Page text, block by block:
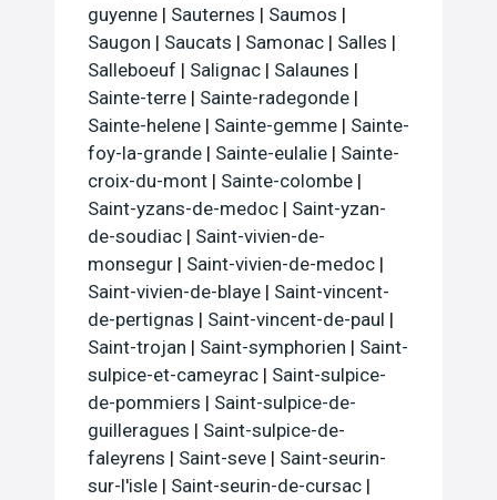
guyenne | Sauternes | Saumos |
Saugon | Saucats | Samonac | Salles |
Salleboeuf | Salignac | Salaunes |
Sainte-terre | Sainte-radegonde |
Sainte-helene | Sainte-gemme | Sainte-
foy-la-grande | Sainte-eulalie | Sainte-
croix-du-mont | Sainte-colombe |
Saint-yzans-de-medoc | Saint-yzan-
de-soudiac | Saint-vivien-de-
monsegur | Saint-vivien-de-medoc |
Saint-vivien-de-blaye | Saint-vincent-
de-pertignas | Saint-vincent-de-paul |
Saint-trojan | Saint-symphorien | Saint-
sulpice-et-cameyrac | Saint-sulpice-
de-pommiers | Saint-sulpice-de-
guilleragues | Saint-sulpice-de-
faleyrens | Saint-seve | Saint-seurin-
sur-l'isle | Saint-seurin-de-cursac |